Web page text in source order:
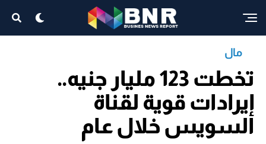
مال
تخطت 123 مليار جنيه..
إيرادات قوية لقناة
السويس خلال عام